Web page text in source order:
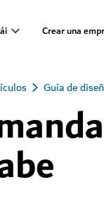
Crear una
Guía de